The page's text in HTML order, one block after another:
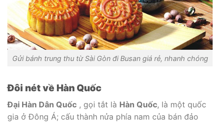
Gửi bánh trung thu từ Sài Gòn đi Busan giá rẻ, nhanh chóng
Đôi nét về Hàn Quốc
Đại Hàn Dân Quốc , gọi tắt là Hàn Quốc, là một quốc
gia ở Đông Á; cấu thành nửa phía nam của bán đảo